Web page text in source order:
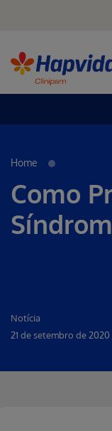
Home
Como
Notícia
21 de setembro de 2020